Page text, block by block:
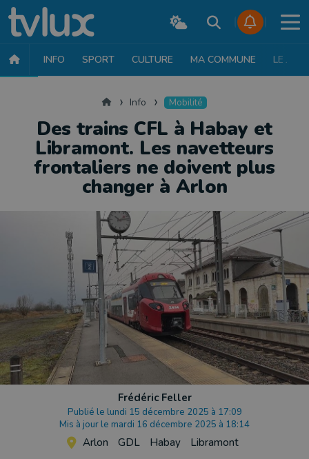
INFO SPORT CULTURE MA COMMUNE LE JT
AccueilInfo Mobilité
Des trains CFL à Habay et
Libramont. Les navetteurs
frontaliers ne doivent plus
changer à Arlon
Frédéric Feller
Publié le lundi 15 décembre 2025 à 17:09
Mis à jour le mardi 16 décembre 2025 à 18:14
Arlon GDL Habay Libramont